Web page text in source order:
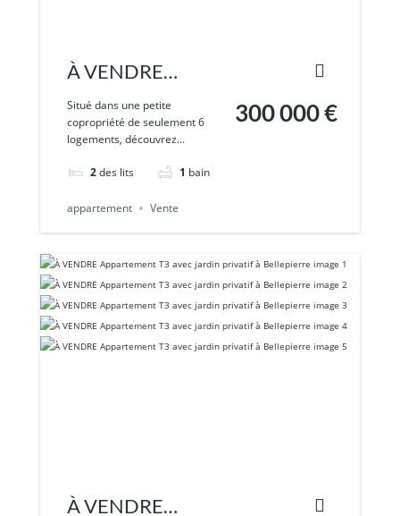
À VENDRE
Appartement T3
avec vue mer et
jacuzzi Saint-Pa
Situé dans une petite
copropriété de seulement 6
logements, découvrez...
2des lits 1 bain
300 000 €
appartement Vente
À VENDRE